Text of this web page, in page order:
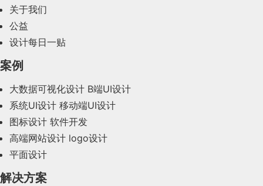
2024年2月(58)
2023年10月(14)
2023年8月(88)
2023年7月(62)
关于我们
公益
设计每日一贴
案例
大数据可视化设计 B端UI设计
系统UI设计 移动端UI设计
图标设计 软件开发
高端网站设计 logo设计
平面设计
解决方案